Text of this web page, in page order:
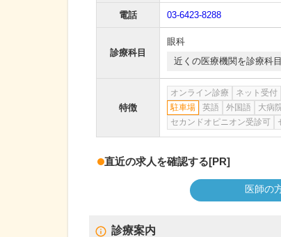
電話 03-6423-8288
診療科目
眼科
近くの医療機関を診療科
特徴
オンライン診療 ネット受付
駐車場
英語 外国語 大病
セカンドオピニオン受診可
直近の求人を確認する[PR]
医師の
診療案内